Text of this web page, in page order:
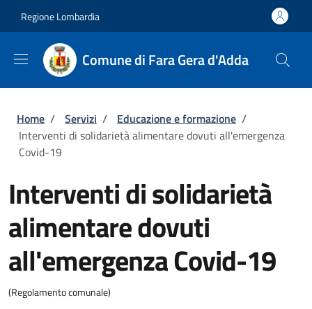
Regione Lombardia
Comune di Fara Gera d'Adda
Briciole di pane
Home / Servizi / Educazione e formazione /
Interventi di solidarietà alimentare dovuti all'emergenza
Covid-19
Interventi di solidarietà
alimentare dovuti
all'emergenza Covid-19
(Regolamento comunale)